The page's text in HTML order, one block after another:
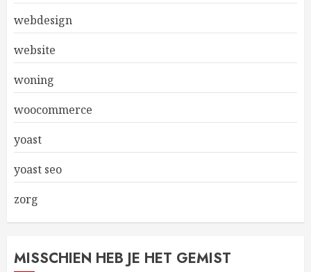
webdesign
website
woning
woocommerce
yoast
yoast seo
zorg
MISSCHIEN HEB JE HET GEMIST